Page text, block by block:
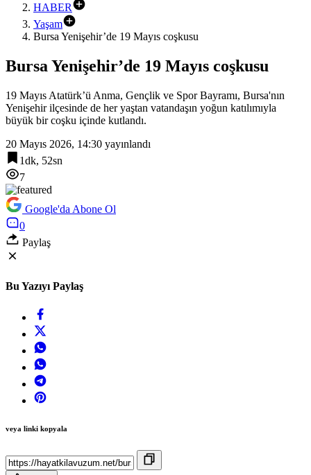
HABER
Yaşam
Bursa Yenişehir’de 19 Mayıs coşkusu
Bursa Yenişehir’de 19 Mayıs coşkusu
19 Mayıs Atatürk’ü Anma, Gençlik ve Spor Bayramı, Bursa'nın
Yenişehir ilçesinde de her yaştan vatandaşın yoğun katılımıyla
büyük bir coşku içinde kutlandı.
20 Mayıs 2026, 14:30 yayınlandı
1dk, 52sn
7
Google'da Abone Ol
0
Paylaş
Bu Yazıyı Paylaş
veya linki kopyala